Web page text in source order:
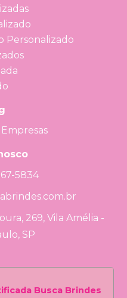
Personalizado
5834
269, Vila Amélia -
SP
Busca Brindes